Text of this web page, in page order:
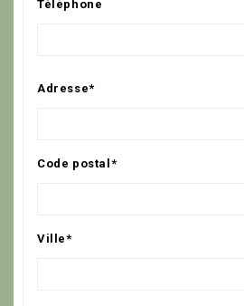
Téléphone
Adresse*
Code postal*
Ville*